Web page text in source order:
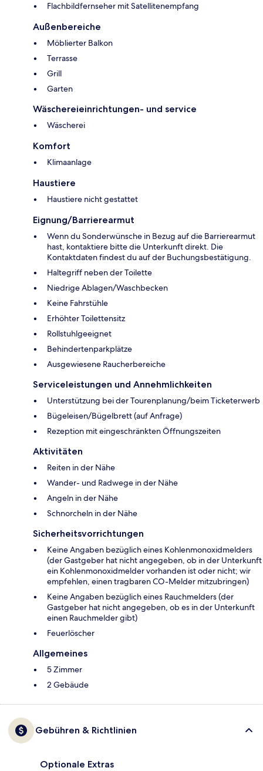
Flachbildfernseher mit Satellitenempfang
Außenbereiche
Möblierter Balkon
Terrasse
Grill
Garten
Wäschereieinrichtungen- und service
Wäscherei
Komfort
Klimaanlage
Haustiere
Haustiere nicht gestattet
Eignung/Barrierearmut
Wenn du Sonderwünsche in Bezug auf die Barrierearmut
hast, kontaktiere bitte die Unterkunft direkt. Die
Kontaktdaten findest du auf der Buchungsbestätigung.
Haltegriff neben der Toilette
Niedrige Ablagen/Waschbecken
Keine Fahrstühle
Erhöhter Toilettensitz
Rollstuhlgeeignet
Behindertenparkplätze
Ausgewiesene Raucherbereiche
Serviceleistungen und Annehmlichkeiten
Unterstützung bei der Tourenplanung/beim Ticketerwerb
Bügeleisen/Bügelbrett (auf Anfrage)
Rezeption mit eingeschränkten Öffnungszeiten
Aktivitäten
Reiten in der Nähe
Wander- und Radwege in der Nähe
Angeln in der Nähe
Schnorcheln in der Nähe
Sicherheitsvorrichtungen
Keine Angaben bezüglich eines Kohlenmonoxidmelders
(der Gastgeber hat nicht angegeben, ob in der Unterkunft
ein Kohlenmonoxidmelder vorhanden ist oder nicht; wir
empfehlen, einen tragbaren CO-Melder mitzubringen)
Keine Angaben bezüglich eines Rauchmelders (der
Gastgeber hat nicht angegeben, ob es in der Unterkunft
einen Rauchmelder gibt)
Feuerlöscher
Allgemeines
5 Zimmer
2 Gebäude
Gebühren & Richtlinien
Optionale Extras